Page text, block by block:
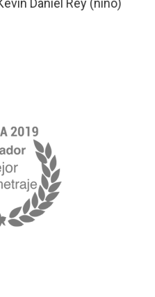
Daniel Rey (niño)